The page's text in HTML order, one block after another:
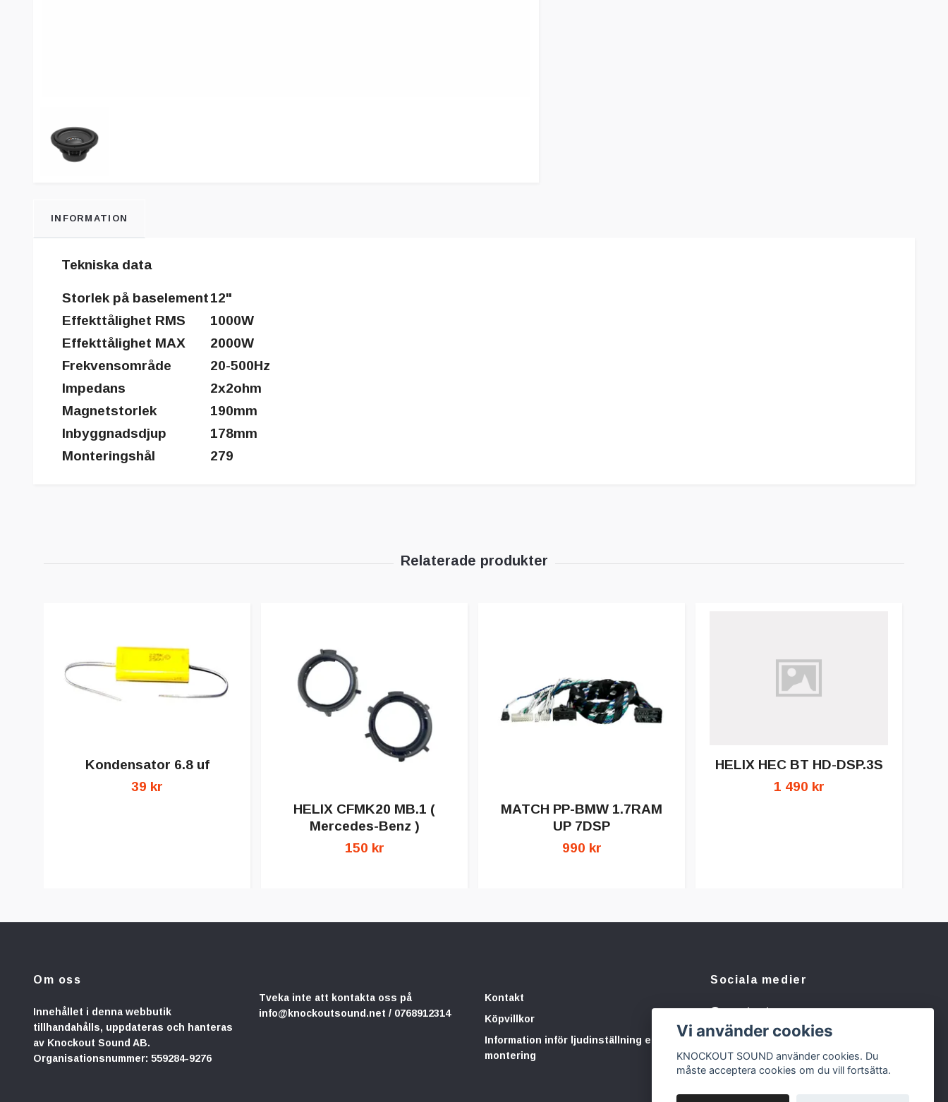
INFORMATION
Tekniska data
Storlek på baselement12"
Effekttålighet RMS
1000W
Effekttålighet MAX
2000W
Frekvensområde
20-500Hz
Impedans
2x2ohm
Magnetstorlek
190mm
Inbyggnadsdjup
178mm
Monteringshål
279
Kondensator 6.8 uf
39 kr
HELIX CFMK20 MB.1 (
Mercedes-Benz )
150 kr
MATCH PP-BMW 1.7RAM
UP 7DSP
990 kr
HELIX HEC BT HD-DSP.3S
1 490 kr
Om oss
Innehållet i denna webbutik
tillhandahålls, uppdateras och hanteras
av Knockout Sound AB.
Organisationsnummer: 559284-9276
Tveka inte att kontakta oss på
info@knockoutsound.net / 0768912314
Kontakt
Köpvillkor
Information inför ljudinställning eller
montering
Sociala medier
Facebook
Instagram
Vi använder cookies
KNOCKOUT SOUND använder cookies. Du
måste acceptera cookies om du vill fortsätta.